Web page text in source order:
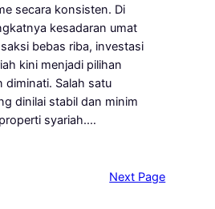
secara konsisten. Di
kesadaran umat
bebas riba, investasi
kini menjadi pilihan
diminati. Salah satu
dinilai stabil dan minim
syariah.…
Next Page